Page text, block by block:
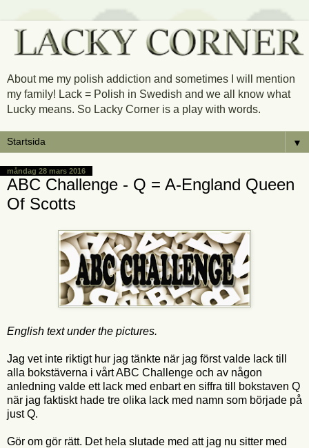
About me my polish addiction and sometimes I will mention
my family! Lack = Polish in Swedish and we all know what
Lucky means. So Lacky Corner is a play with words.
▼
måndag 28 mars 2016
ABC Challenge - Q = A-England Queen
Of Scotts
English text under the pictures.
Jag vet inte riktigt hur jag tänkte när jag först valde lack till
alla bokstäverna i vårt ABC Challenge och av någon
anledning valde ett lack med enbart en siffra till bokstaven Q
när jag faktiskt hade tre olika lack med namn som började på
just Q.
Gör om gör rätt. Det hela slutade med att jag nu sitter med